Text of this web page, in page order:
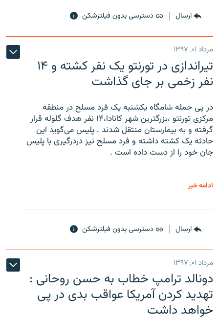
ارسال دسترسی بدون فیلترشکن
مرداد ۰۱, ۱۳۹۷
تیراندازی در تورنتو یک نفر کشته و ۱۴
نفر زخمی بر جای گذاشت
در پی حمله شامگاه یکشنبه یک فرد مسلح در منطقه
مرکزی تورنتو ،‌بزرگترین شهر کانادا،۱۴ نفر هدف گلوله قرار
گرفته و به بیمارستان منتقل شدند . پلیس می‌گوید این
حادثه یک کشته داشته و فرد مسلح نیز دردرگیری با پلیس
جان خود را از دست داده است .
ادامه خبر
ارسال دسترسی بدون فیلترشکن
مرداد ۰۱, ۱۳۹۷
دونالد ترامپ خطاب به حسن روحانی :
تهدید کردن آمریکا عواقب بدی در پی
خواهد داشت